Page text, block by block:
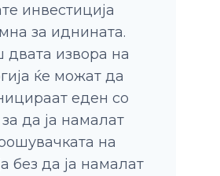
инвестиција
за иднината.
двата извора на
ќе можат да
еден со
да ја намалат
на
без да ја намалат